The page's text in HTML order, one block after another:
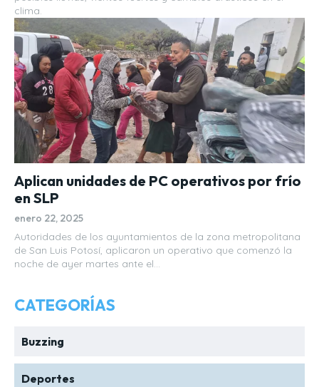
clima.
Aplican unidades de PC operativos por frío
en SLP
enero 22, 2025
Autoridades de los ayuntamientos de la zona metropolitana
de San Luis Potosí, aplicaron un operativo que comenzó la
noche de ayer martes ante el...
CATEGORÍAS
Buzzing
Deportes